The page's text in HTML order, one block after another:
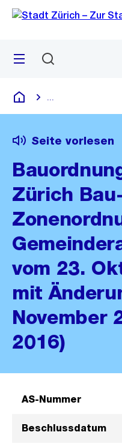
Navigation
Sprunglink
Menü
Deutsch
Seite vorlesen
Zürich
vom 23.
mit
November
2016)
AS-Nummer
Beschlussdatum